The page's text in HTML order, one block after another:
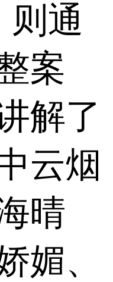
则通
案
解了
云烟
晴
媚、